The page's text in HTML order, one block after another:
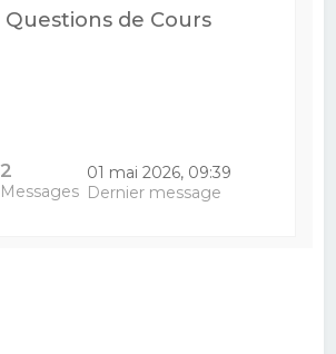
Questions de Cours
2
Messages
01 mai 2026, 09:39
Dernier message